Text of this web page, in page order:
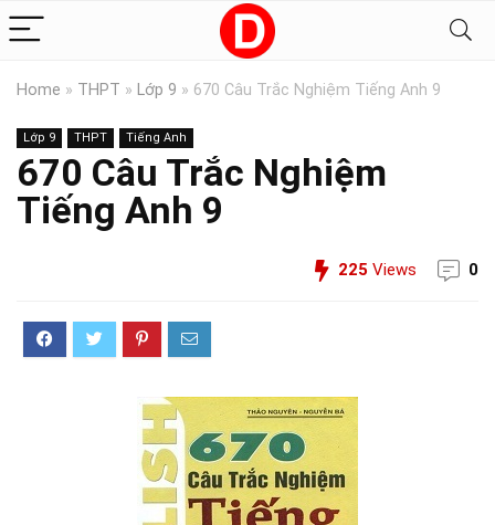
Home » THPT » Lớp 9 » 670 Câu Trắc Nghiệm Tiếng Anh 9
Lớp 9 THPT Tiếng Anh
670 Câu Trắc Nghiệm
Tiếng Anh 9
225 Views 0